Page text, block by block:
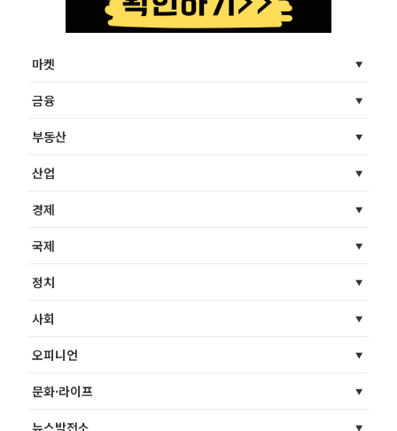
마켓
금융
부동산
산업
경제
국제
정치
사회
오피니언
문화·라이프
뉴스발전소